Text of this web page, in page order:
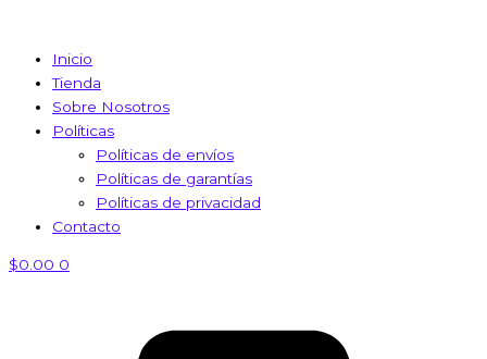
Inicio
Tienda
Sobre Nosotros
Políticas
Políticas de envíos
Políticas de garantías
Políticas de privacidad
Contacto
$0.00 0